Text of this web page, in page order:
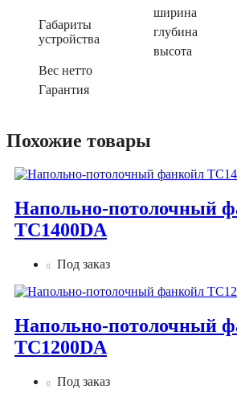
Габариты
устройства
ширина
глубина
высота
Вес нетто
Гарантия
Похожие товары
Напольно-потолочный
TC1400DA
Под заказ
Напольно-потолочный
TC1200DA
Под заказ